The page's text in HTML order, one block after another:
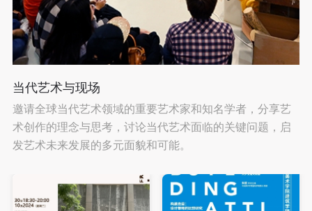
当代艺术与现场
邀请全球当代艺术领域的重要艺术家和知名学者，分享艺
术创作的理念与思考，讨论当代艺术面临的关键问题，启
发艺术未来发展的多元面貌和可能。